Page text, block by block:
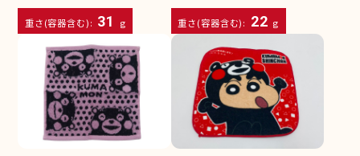
重さ(容器含む): 31 g 重さ(容器含む): 22 g